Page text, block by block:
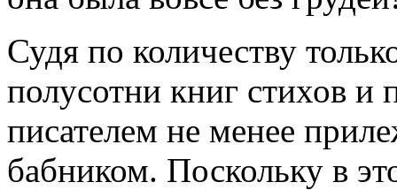
Судя по количеству
полусотни книг стихов и
писателем не менее
бабником. Поскольку в